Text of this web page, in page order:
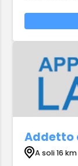
Addetto
A soli 16